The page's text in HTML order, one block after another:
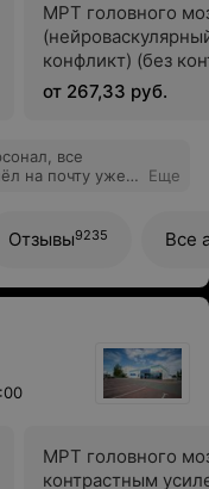
МРТ головного
конфликт) (без
усиления)
от 267,33 руб.
все
на почту уже
Еще
Отзывы9235 Все
МРТ головного
контрастным